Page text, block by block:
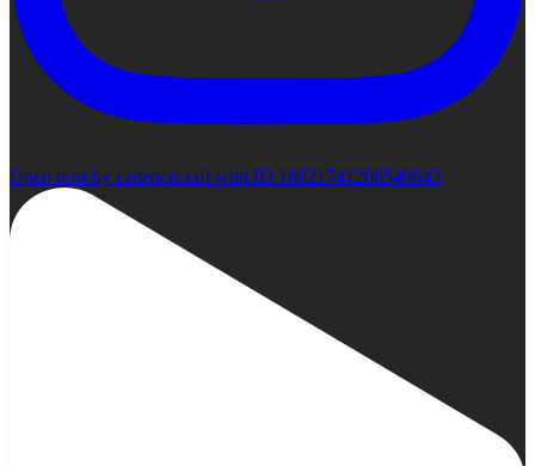
Open post by cadencecraft with ID 18021741206540843